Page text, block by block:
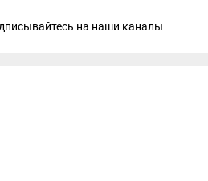
на наши каналы